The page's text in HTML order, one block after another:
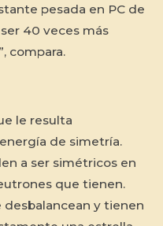
pesada en PC de
40 veces más
compara.
le resulta
de simetría.
a ser simétricos en
que tienen.
desbalancean y tienen